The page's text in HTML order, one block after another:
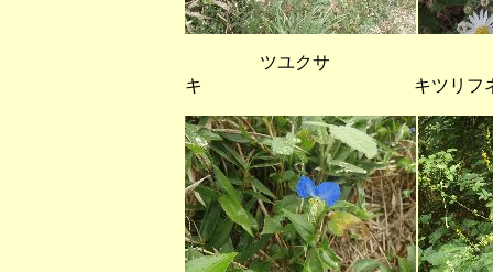
ツユクサ キ
キ キツリフ